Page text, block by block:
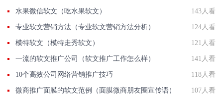
水果微信软文（吃水果软文） 143人看
专业软文营销方法（专业软文营销方法分析） 124人看
模特软文（模特走秀软文） 121人看
一流的软文推广公司（软文推广工作怎么样） 141人看
10个高效公司网络营销推广技巧 118人看
微商推广面膜的软文范例（面膜微商朋友圈宣传语） 107人看